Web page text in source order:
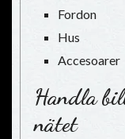
Fordon
Hus
Accesoarer
Handla
nätet